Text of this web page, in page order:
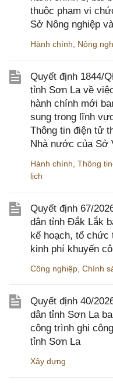
thuộc phạm vi
Sở Nông nghiệp
Hành chính Nông
Quyết định 1844/
tỉnh Sơn La về
hành chính mới
sung trong lĩnh
Thông tin điện tử
Nhà nước của Sở
Hành chính Thông
lịch
Quyết định 67/
dân tỉnh Đắk Lắk
kế hoạch, tổ chức
kinh phí khuyến
Công nghiệp Chính
Quyết định 40/
dân tỉnh Sơn La
công trình ghi
tỉnh Sơn La
Xây dựng